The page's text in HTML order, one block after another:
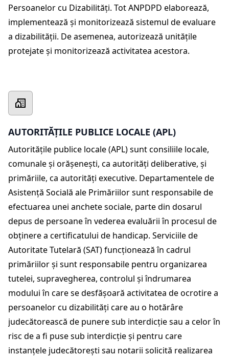
Persoanelor cu Dizabilități. Tot ANPDPD elaborează,
implementează și monitorizează sistemul de evaluare
a dizabilității. De asemenea, autorizează unitățile
protejate și monitorizează activitatea acestora.
AUTORITĂȚILE PUBLICE LOCALE (APL)
Autoritățile publice locale (APL) sunt consiliile locale,
comunale şi orăşeneşti, ca autorităţi deliberative, şi
primăriile, ca autorităţi executive. Departamentele de
Asistență Socială ale Primăriilor sunt responsabile de
efectuarea unei anchete sociale, parte din dosarul
depus de persoane în vederea evaluării în procesul de
obținere a certificatului de handicap. Serviciile de
Autoritate Tutelară (SAT) funcționează în cadrul
primăriilor și sunt responsabile pentru organizarea
tutelei, supravegherea, controlul și îndrumarea
modului în care se desfășoară activitatea de ocrotire a
persoanelor cu dizabilități care au o hotărâre
judecătorească de punere sub interdicție sau a celor în
risc de a fi puse sub interdicție și pentru care
instanțele judecătorești sau notarii solicită realizarea